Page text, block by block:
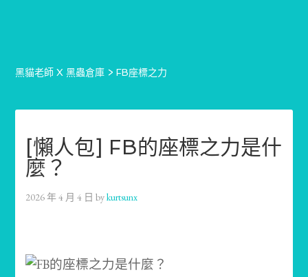
黑貓老師 X 黑蟲倉庫 >FB座標之力
[懶人包] FB的座標之力是什
麼？
2026 年 4 月 4 日 bykurtsunx